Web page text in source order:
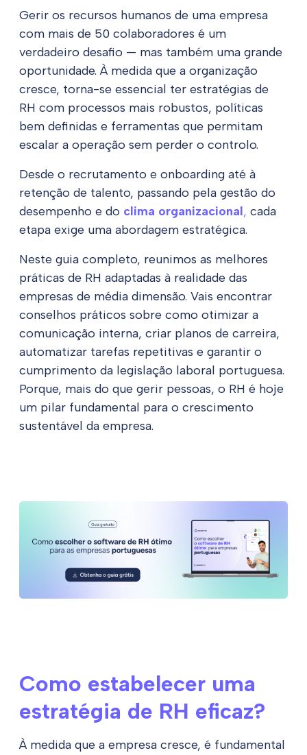
Gerir os recursos humanos de uma empresa
com mais de 50 colaboradores é um
verdadeiro desafio — mas também uma grande
oportunidade. À medida que a organização
cresce, torna-se essencial ter estratégias de
RH com processos mais robustos, políticas
bem definidas e ferramentas que permitam
escalar a operação sem perder o controlo.
Desde o recrutamento e onboarding até à
retenção de talento, passando pela gestão do
desempenho e do clima organizacional, cada
etapa exige uma abordagem estratégica.
Neste guia completo, reunimos as melhores
práticas de RH adaptadas à realidade das
empresas de média dimensão. Vais encontrar
conselhos práticos sobre como otimizar a
comunicação interna, criar planos de carreira,
automatizar tarefas repetitivas e garantir o
cumprimento da legislação laboral portuguesa.
Porque, mais do que gerir pessoas, o RH é hoje
um pilar fundamental para o crescimento
sustentável da empresa.
Como estabelecer uma
estratégia de RH eficaz?
À medida que a empresa cresce, é fundamental